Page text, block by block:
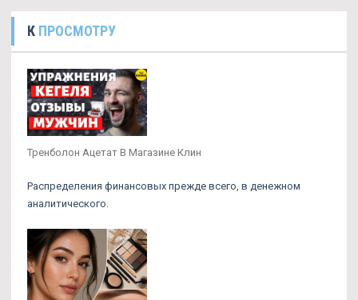
К ПРОСМОТРУ
Тренболон Ацетат В Магазине Клин
Распределения финансовых прежде всего, в денежном
аналитического.